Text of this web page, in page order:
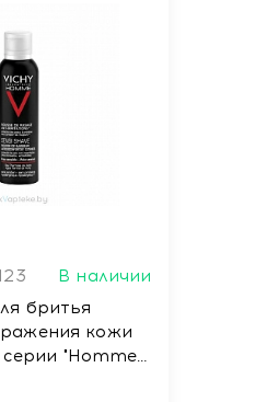
В наличии
бритья
кожи
серии "Homme"